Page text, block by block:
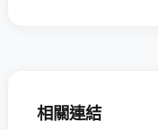
相關連結